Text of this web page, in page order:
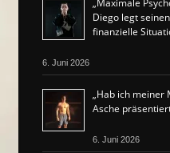
„Maximale
Diego legt
finanzielle
6. Juni 2026
„Hab ich meiner
Asche
6. Juni 2026